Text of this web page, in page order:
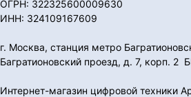
ОГРН: 322325600009630
ИНН: 324109167609
г. Москва, станция метро
Багратионовский проезд, д. 7, корп. 2
Интернет-магазин цифровой техники